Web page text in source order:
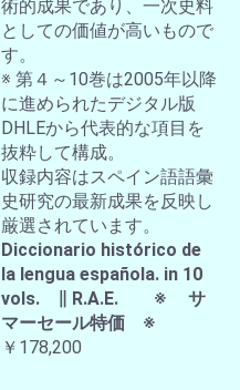
術的成果であり、一次史料
としての価値が高いもので
す。
※ 第４～10巻は2005年以降
に進められたデジタル版
DHLEから代表的な項目を
抜粋して構成。
収録内容はスペイン語語彙
史研究の最新成果を反映し
厳選されています。
Diccionario histórico de
la lengua española. in 10
vols. ∥ R.A.E. ※ サ
マーセール特価 ※
￥178,200